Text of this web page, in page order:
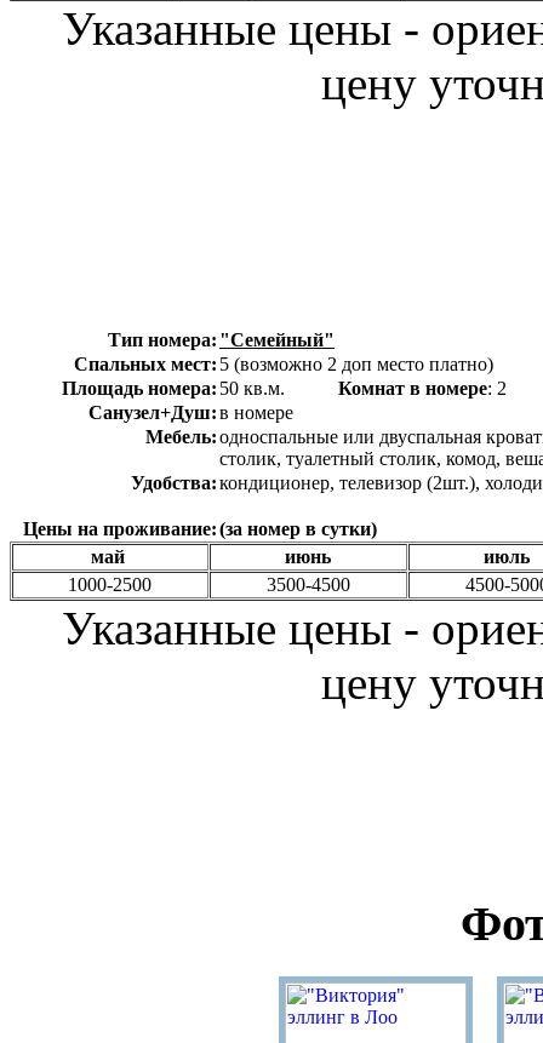
Указанные цены -
цену
Тип номера: "Семейный"
Спальных мест: 5 (возможно 2 доп место платно)
Площадь номера: 50 кв.м. Комнат в номере:
Санузел+Душ:в номере
Мебель:односпальные или двуспальная
столик, туалетный столик, комод,
Удобства:кондиционер, телевизор (2шт.),
Цены на проживание:(за номер в сутки)
май
июнь
июль
1000-2500
3500-4500 4500-
Указанные цены -
цену